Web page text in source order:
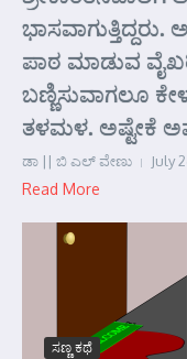
ಪಾಠ ಮಾಡುವ
ಬಣ್ಣಿಸುವಾಗಲೂ
ತಳಮಳ. ಅಷ್ಟೇಕೆ
ಡಾ || ಬಿ ಎಲ್ ವೇಣು July
Read More
ಸಣ್ಣ ಕಥೆ